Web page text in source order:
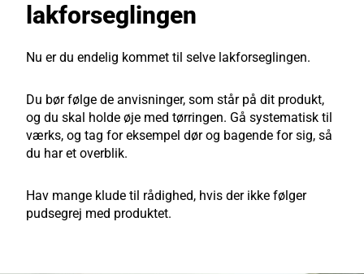
lakforseglingen
Nu er du endelig kommet til selve lakforseglingen.
Du bør følge de anvisninger, som står på dit produkt,
og du skal holde øje med tørringen. Gå systematisk til
værks, og tag for eksempel dør og bagende for sig, så
du har et overblik.
Hav mange klude til rådighed, hvis der ikke følger
pudsegrej med produktet.